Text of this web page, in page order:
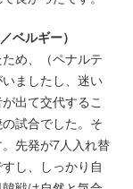
ベルギー）
め、（ペナルテ
ましたし、迷い
出て交代するこ
試合でした。そ
先発が7人入れ替
し、しっかり自